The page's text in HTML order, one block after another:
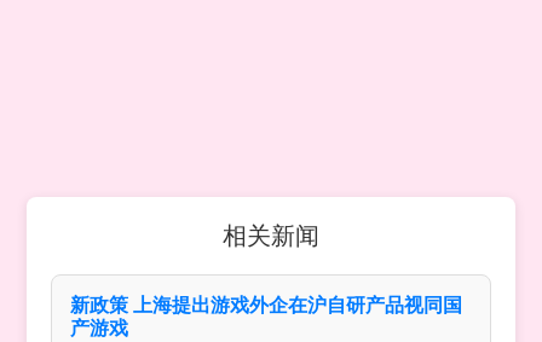
相关新闻
新政策 上海提出游戏外企在沪自研产品视同国
产游戏